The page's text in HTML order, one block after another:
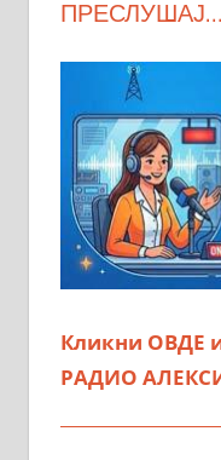
ПРЕСЛУШАЈ…
Кликни ОВДЕ
РАДИО